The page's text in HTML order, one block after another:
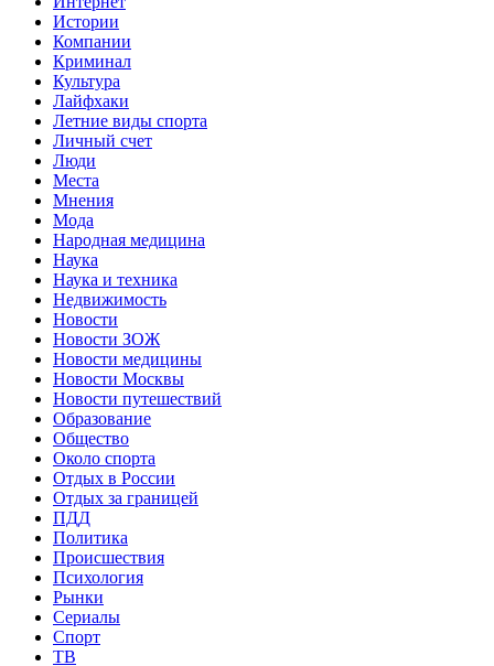
Истории
Компании
Криминал
Культура
Лайфхаки
Летние виды спорта
Личный счет
Люди
Места
Мнения
Мода
Народная медицина
Наука
Наука и техника
Недвижимость
Новости
Новости ЗОЖ
Новости медицины
Новости Москвы
Новости путешествий
Образование
Общество
Около спорта
Отдых в России
Отдых за границей
ПДД
Политика
Происшествия
Психология
Рынки
Сериалы
Спорт
ТВ